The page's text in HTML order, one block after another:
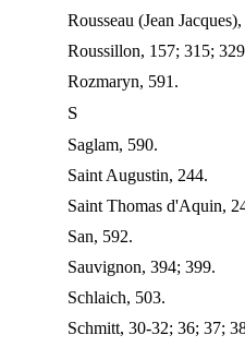
Rousseau (Jean
Roussillon, 157; 315;
Rozmaryn, 591.
S
Saglam, 590.
Saint Augustin, 244.
Saint Thomas d'Aquin,
San, 592.
Sauvignon, 394; 399.
Schlaich, 503.
Schmitt, 30-32; 36; 37;